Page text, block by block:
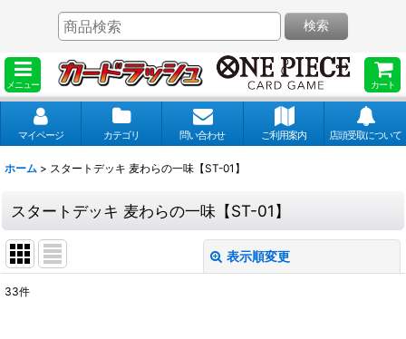
メニュー カート
検索
マイページ カテゴリ 問い合わせ ご利用案内 店頭受取について
ホーム > スタートデッキ 麦わらの一味【ST-01】
スタートデッキ 麦わらの一味【ST-01】
表示順変更
33件